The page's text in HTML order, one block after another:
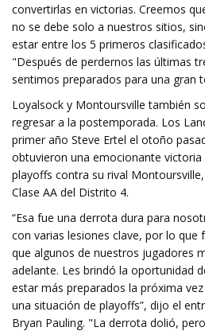
convertirlas en victorias. Creemos
no se debe solo a nuestros sitios,
estar entre los 5 primeros
"Después de perdernos las últimas
sentimos preparados para una gran
Loyalsock y Montoursville también
regresar a la postemporada. Los
primer año Steve Ertel el otoño
obtuvieron una emocionante
playoffs contra su rival
Clase AA del Distrito 4.
“Esa fue una derrota dura para
con varias lesiones clave, por lo que
que algunos de nuestros jugadores
adelante. Les brindó la oportunidad
estar más preparados la próxima
una situación de playoffs”, dijo el
Bryan Pauling. "La derrota dolió,